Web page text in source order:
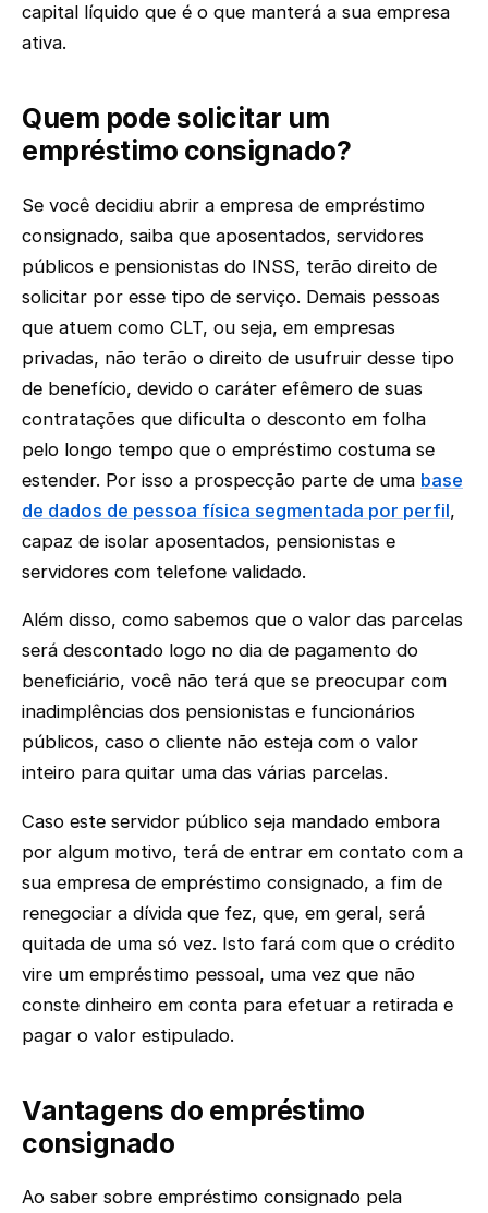
capital líquido que é o que manterá a sua empresa
ativa.
Quem pode solicitar um
empréstimo consignado?
Se você decidiu abrir a empresa de empréstimo
consignado, saiba que aposentados, servidores
públicos e pensionistas do INSS, terão direito de
solicitar por esse tipo de serviço. Demais pessoas
que atuem como CLT, ou seja, em empresas
privadas, não terão o direito de usufruir desse tipo
de benefício, devido o caráter efêmero de suas
contratações que dificulta o desconto em folha
pelo longo tempo que o empréstimo costuma se
estender. Por isso a prospecção parte de uma base
de dados de pessoa física segmentada por perfil,
capaz de isolar aposentados, pensionistas e
servidores com telefone validado.
Além disso, como sabemos que o valor das parcelas
será descontado logo no dia de pagamento do
beneficiário, você não terá que se preocupar com
inadimplências dos pensionistas e funcionários
públicos, caso o cliente não esteja com o valor
inteiro para quitar uma das várias parcelas.
Caso este servidor público seja mandado embora
por algum motivo, terá de entrar em contato com a
sua empresa de empréstimo consignado, a fim de
renegociar a dívida que fez, que, em geral, será
quitada de uma só vez. Isto fará com que o crédito
vire um empréstimo pessoal, uma vez que não
conste dinheiro em conta para efetuar a retirada e
pagar o valor estipulado.
Vantagens do empréstimo
consignado
Ao saber sobre empréstimo consignado pela